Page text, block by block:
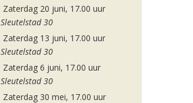
Zaterdag 20 juni, 17.00 uur
Sleutelstad 30
Zaterdag 13 juni, 17.00 uur
Sleutelstad 30
Zaterdag 6 juni, 17.00 uur
Sleutelstad 30
Zaterdag 30 mei, 17.00 uur